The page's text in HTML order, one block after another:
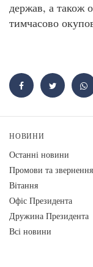
держав, а також
тимчасово
НОВИНИ
Останні новини
Промови та звернення
Вiтання
Офіс Президента
Дружина Президента
Всі новини